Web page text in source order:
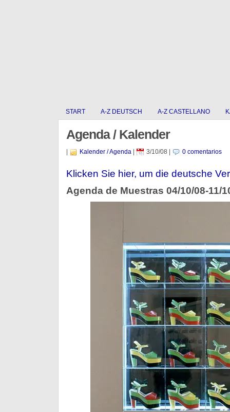
START A-Z DEUTSCH A-Z CASTELLANO
Agenda / Kalender
Kalender / Agenda| 3/10/08 0 comentarios
Klicken Sie hier, um die deutsche
Agenda de Muestras 04/10/08-11/